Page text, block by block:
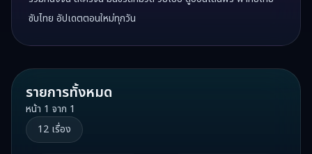
ซับไทย อัปเดตตอนใหม่ทุกวัน
รายการทั้งหมด
หน้า 1 จาก 1
12 เรื่อง